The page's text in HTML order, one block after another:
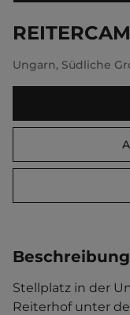
Ungarn, Südliche
Beschreibung
Stellplatz in der
Reiterhof unter